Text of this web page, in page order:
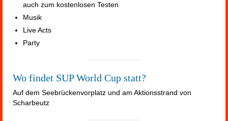
auch zum kostenlosen Testen
Musik
Live Acts
Party
Wo findet SUP World Cup statt?
Auf dem Seebrückenvorplatz und am Aktionsstrand von
Scharbeutz